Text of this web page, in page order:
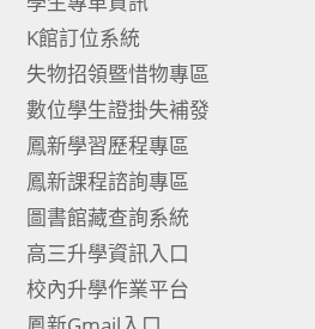
K館訂位系統
失物招領暨惜物專區
數位學生證掛失補發
鳳新學習歷程專區
鳳新課程諮詢專區
圖書館藏查詢系統
高三升學資訊入口
校內升學作業平台